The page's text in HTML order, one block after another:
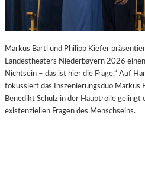
Markus Bartl und Philipp Kiefer
Landestheaters Niederbayern 2026
Nichtsein – das ist hier die Frage.“ Auf
fokussiert das Inszenierungsduo Markus
Benedikt Schulz in der Hauptrolle
existenziellen Fragen des Menschseins.